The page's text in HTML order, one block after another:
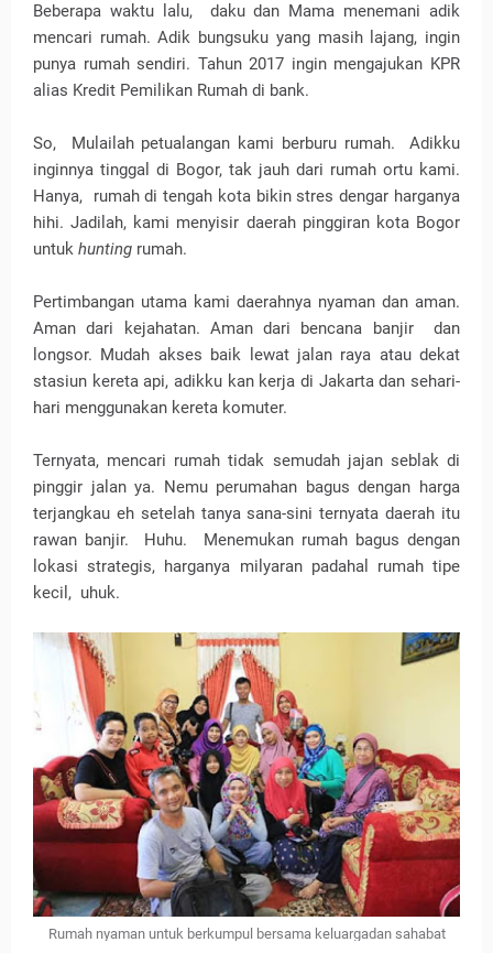
Beberapa waktu lalu,
daku dan Mama menemani adik
mencari rumah. Adik bungsuku yang masih lajang, ingin
punya rumah sendiri. Tahun 2017 ingin mengajukan KPR
alias Kredit Pemilikan Rumah di bank.
So, Mulailah petualangan kami berburu rumah.
Adikku
inginnya tinggal di Bogor, tak jauh dari rumah ortu kami.
Hanya,
rumah di tengah kota bikin stres dengar harganya
hihi. Jadilah, kami menyisir daerah pinggiran kota Bogor
untuk hunting rumah.
Pertimbangan utama kami daerahnya nyaman dan aman.
Aman dari kejahatan. Aman dari bencana banjir
dan
longsor. Mudah akses baik lewat jalan raya atau dekat
stasiun kereta api, adikku kan kerja di Jakarta dan sehari-
hari menggunakan kereta komuter.
Ternyata, mencari rumah tidak semudah jajan seblak di
pinggir jalan ya. Nemu perumahan bagus dengan harga
terjangkau eh setelah tanya sana-sini ternyata daerah itu
rawan banjir.
Huhu.
Menemukan rumah bagus dengan
lokasi strategis, harganya milyaran padahal rumah tipe
kecil, uhuk.
Rumah nyaman untuk berkumpul bersama keluargadan sahabat